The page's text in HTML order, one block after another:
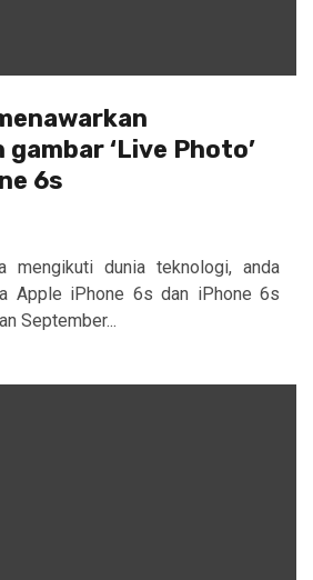
‘Live Photo’
6s
mengikuti dunia teknologi, anda
Apple iPhone 6s dan iPhone 6s
September...